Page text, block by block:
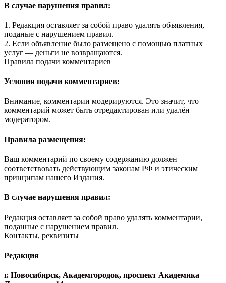
В случае нарушения правил:
1. Редакция оставляет за собой право удалять объявления,
поданые с нарушением правил.
2. Если объявление было размещено с помощью платных
услуг — деньги не возвращаются.
Правила подачи комментариев
Условия подачи комментариев:
Внимание, комментарии модерируются. Это значит, что
комментарий может быть отредактирован или удалён
модератором.
Правила размещения:
Ваш комментарий по своему содержанию должен
соответствовать действующим законам РФ и этическим
принципам нашего Издания.
В случае нарушения правил:
Редакция оставляет за собой право удалять комментарии,
поданные с нарушением правил.
Контакты, реквизиты
Редакция
г. Новосибирск, Академгородок, проспект Академика